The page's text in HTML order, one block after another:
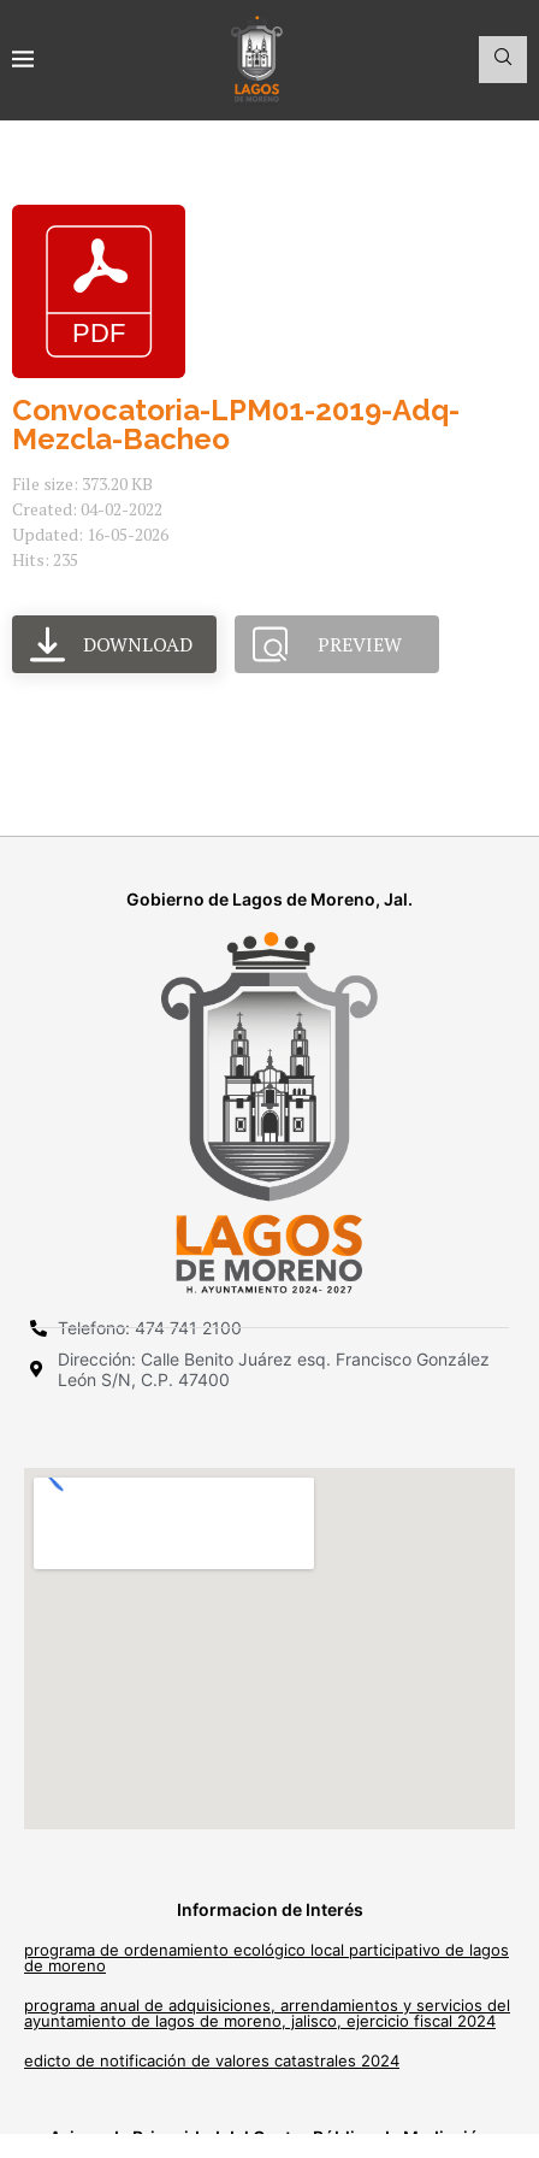
Convocatoria-LPM01-2019-Adq-
Mezcla-Bacheo
File size: 373.20 KB
Created: 04-02-2022
Updated: 16-05-2026
Hits: 235
DOWNLOAD PREVIEW
Gobierno de Lagos de Moreno, Jal.
Telefono: 474 741 2100
Dirección: Calle Benito Juárez esq. Francisco González
León S/N, C.P. 47400
Informacion de Interés
programa de ordenamiento ecológico local participativo de lagos
de moreno
programa anual de adquisiciones, arrendamientos y servicios del
ayuntamiento de lagos de moreno, jalisco, ejercicio fiscal 2024
edicto de notificación de valores catastrales 2024
Avisos de Privacidad del Centro Público de Mediación